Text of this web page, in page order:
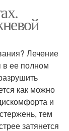
Лечение
в ее полном
как можно
и
тем
затянется